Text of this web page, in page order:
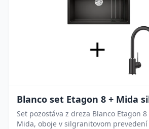
Blanco set Etagon 8 + Mida
Set pozostáva z dreza Blanco Etagon
Mida, oboje v silgranitovom